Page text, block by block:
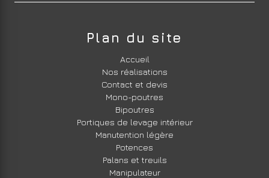
Plan du site
Accueil
Nos réalisations
Contact et devis
Mono-poutres
Bipoutres
Portiques de levage intérieur
Manutention légère
Potences
Palans et treuils
Manipulateur